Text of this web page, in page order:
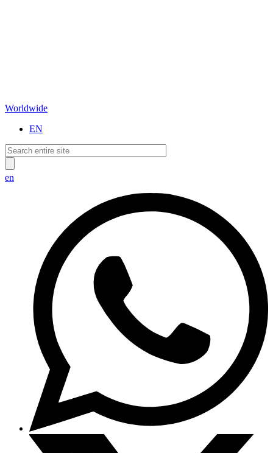
Worldwide
EN
en